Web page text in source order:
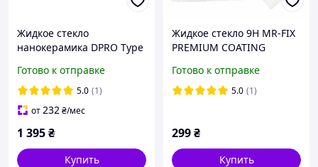
Жидкое стекло
нанокерамика DPRO Type
керамическое покрытие
для авто (Made in Japan)
160мл.
Готово к отправке
5.0 (1)
от232₴/мес
1 395₴
Купить
Жидкое стекло 9H MR-FIX
PREMIUM COATING
жидкая керамика,
гидрофобное покрытие
Готово к отправке
5.0 (1)
299₴
Купить